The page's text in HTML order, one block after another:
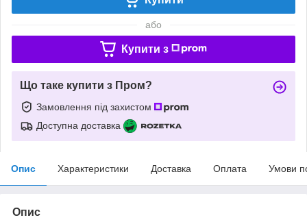
або
Купити з
Що таке купити з Пром?
Замовлення під захистом
Доступна доставка
Опис Характеристики Доставка Оплата Умови
Опис